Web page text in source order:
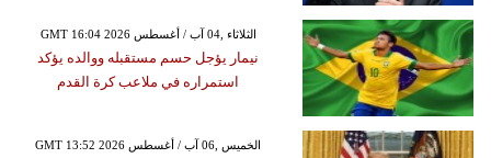
GMT 16:04 2026 الثلاثاء ,04 آب / أغسطس
نيمار يؤجل حسم مستقبله ووالده يؤكد
استمراره في ملاعب كرة القدم
GMT 13:52 2026 الخميس ,06 آب / أغسطس